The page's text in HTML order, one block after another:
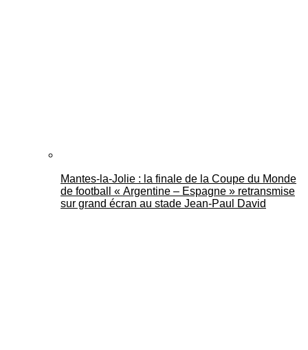
Mantes-la-Jolie : la finale de la Coupe du Monde
de football « Argentine – Espagne » retransmise
sur grand écran au stade Jean-Paul David